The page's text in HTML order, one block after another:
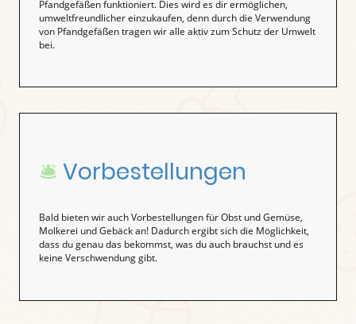
Pfandgefäßen funktioniert. Dies wird es dir ermöglichen,
umweltfreundlicher einzukaufen, denn durch die Verwendung
von Pfandgefäßen tragen wir alle aktiv zum Schutz der Umwelt
bei.
🛎️ Vorbestellungen
Bald bieten wir auch Vorbestellungen für Obst und Gemüse,
Molkerei und Gebäck an! Dadurch ergibt sich die Möglichkeit,
dass du genau das bekommst, was du auch brauchst und es
keine Verschwendung gibt.